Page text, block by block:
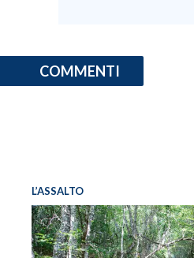
COMMENTI
L’ASSALTO